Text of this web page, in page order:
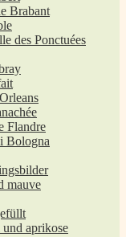
Brabant
des Ponctuées
Flandre
Bologna
mauve
und aprikose